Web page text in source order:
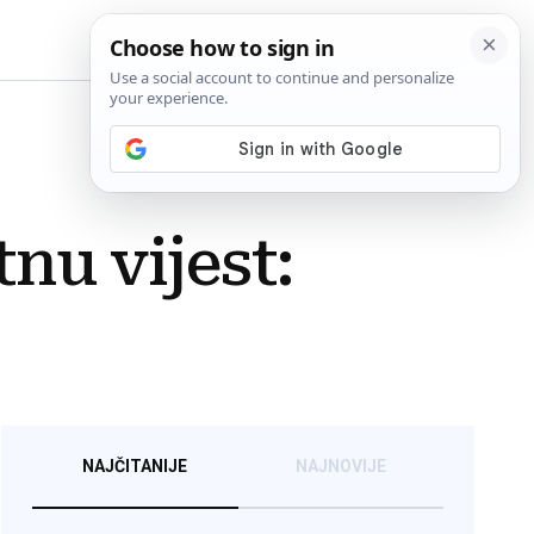
vijest:
NAJČITANIJE NAJNOVIJE